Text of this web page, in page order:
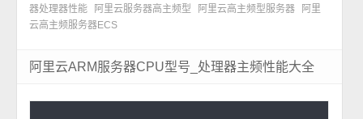
器处理器性能
阿里云服务器高主频型 阿里云高主频型服务器
阿里
云高主频服务器ECS
阿里云ARM服务器CPU型号_处理器主频性能大全